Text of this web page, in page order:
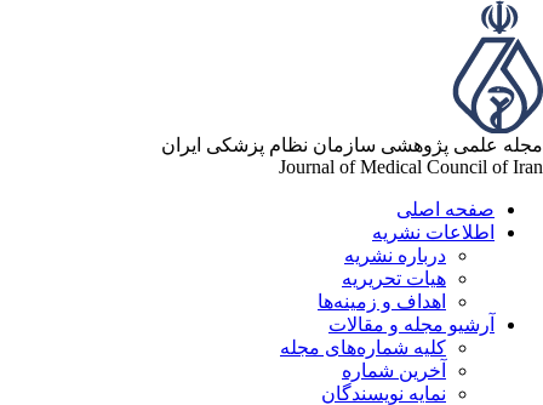
علمی پژوهشی سازمان نظام پزشکی ایران
Journal of Medical Council of
صفحه اصلی
اطلاعات نشریه
درباره نشریه
هیات تحریریه
اهداف و زمینه‌ها
آرشیو مجله و مقالات
کلیه شماره‌های مجله
آخرین شماره
نمایه نویسندگان